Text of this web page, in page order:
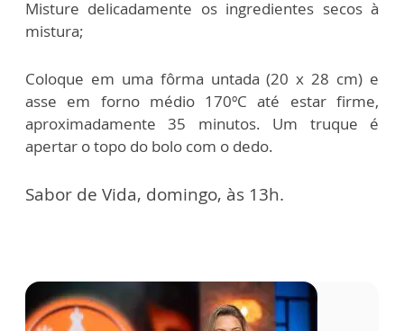
Misture delicadamente os ingredientes secos à
mistura;
Coloque em uma fôrma untada (20 x 28 cm) e
asse em forno médio 170ºC até estar firme,
aproximadamente 35 minutos. Um truque é
apertar o topo do bolo com o dedo.
Sabor de Vida, domingo, às 13h.